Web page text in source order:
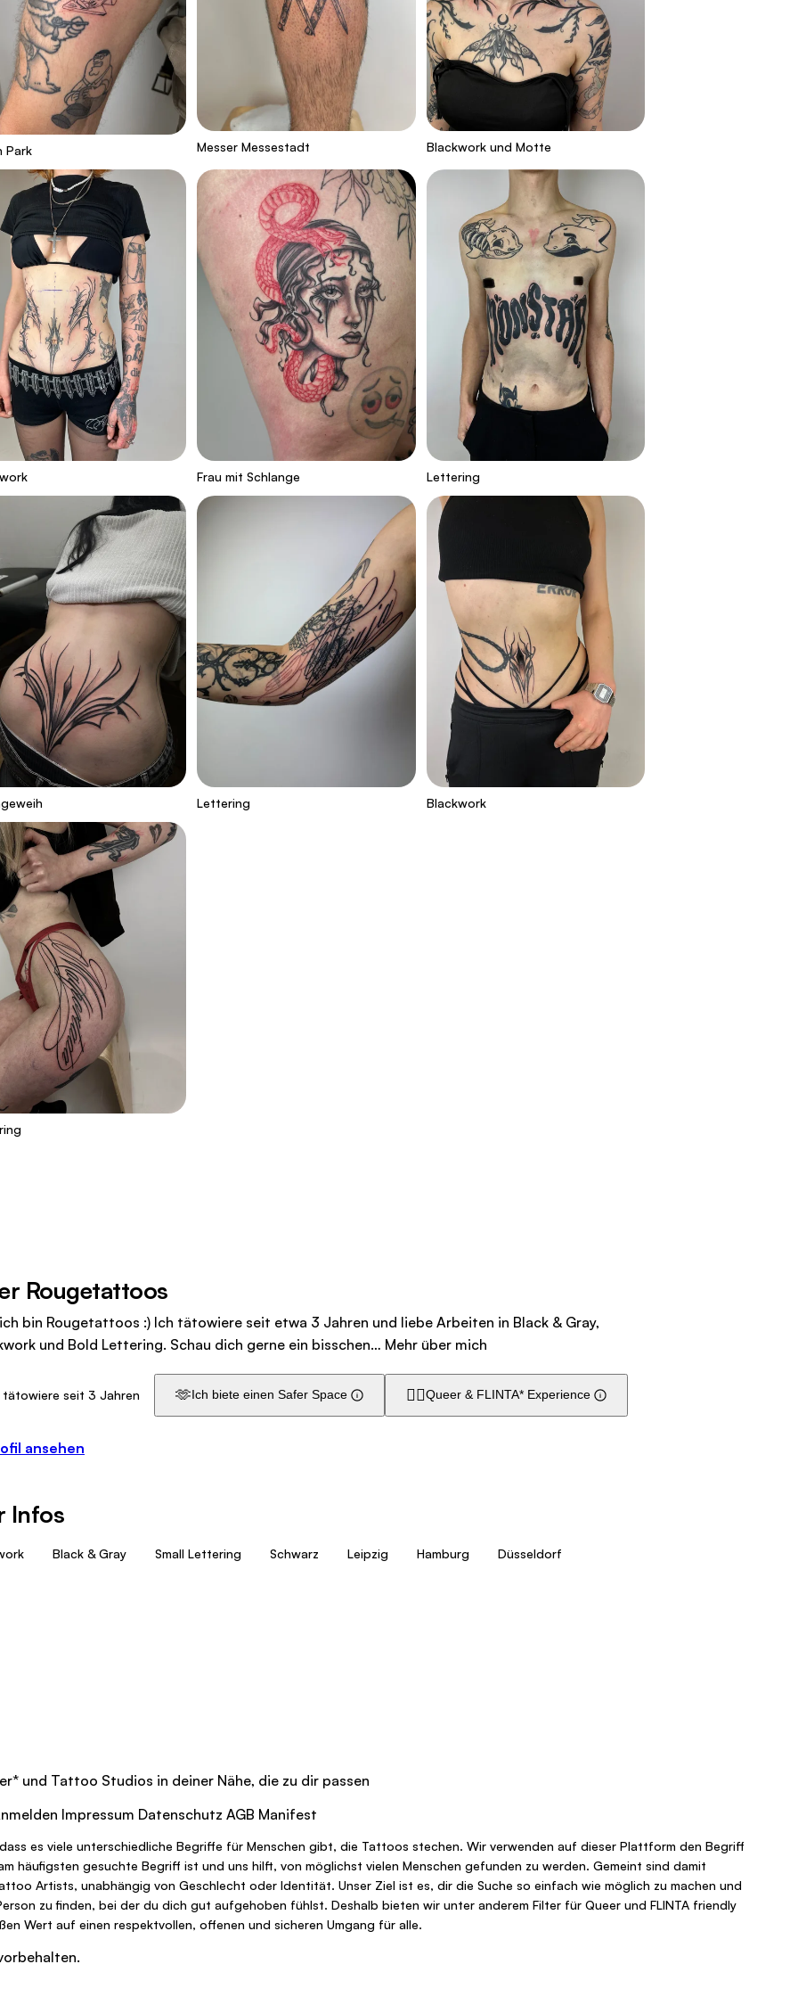
Park Messer Messestadt Blackwork und Motte
Frau mit Schlange Lettering
Lettering Blackwork
Rougetattoos
bin Rougetattoos :) Ich tätowiere seit etwa 3 Jahren und liebe Arbeiten in Black & Gray,
und Bold Lettering. Schau dich gerne ein bisschen… Mehr über mich
tätowiere seit 3 Jahren 🫶Ich biete einen Safer Space 🏳️‍🌈Queer & FLINTA* Experience
ansehen
Infos
Black & Gray Small Lettering Schwarz Leipzig Hamburg Düsseldorf
* und Tattoo Studios in deiner Nähe, die zu dir passen
Impressum Datenschutz AGB Manifest
es viele unterschiedliche Begriffe für Menschen gibt, die Tattoos stechen. Wir verwenden auf dieser Plattform den Begriff
häufigsten gesuchte Begriff ist und uns hilft, von möglichst vielen Menschen gefunden zu werden. Gemeint sind damit
Artists, unabhängig von Geschlecht oder Identität. Unser Ziel ist es, dir die Suche so einfach wie möglich zu machen und
zu finden, bei der du dich gut aufgehoben fühlst. Deshalb bieten wir unter anderem Filter für Queer und FLINTA friendly
Wert auf einen respektvollen, offenen und sicheren Umgang für alle.